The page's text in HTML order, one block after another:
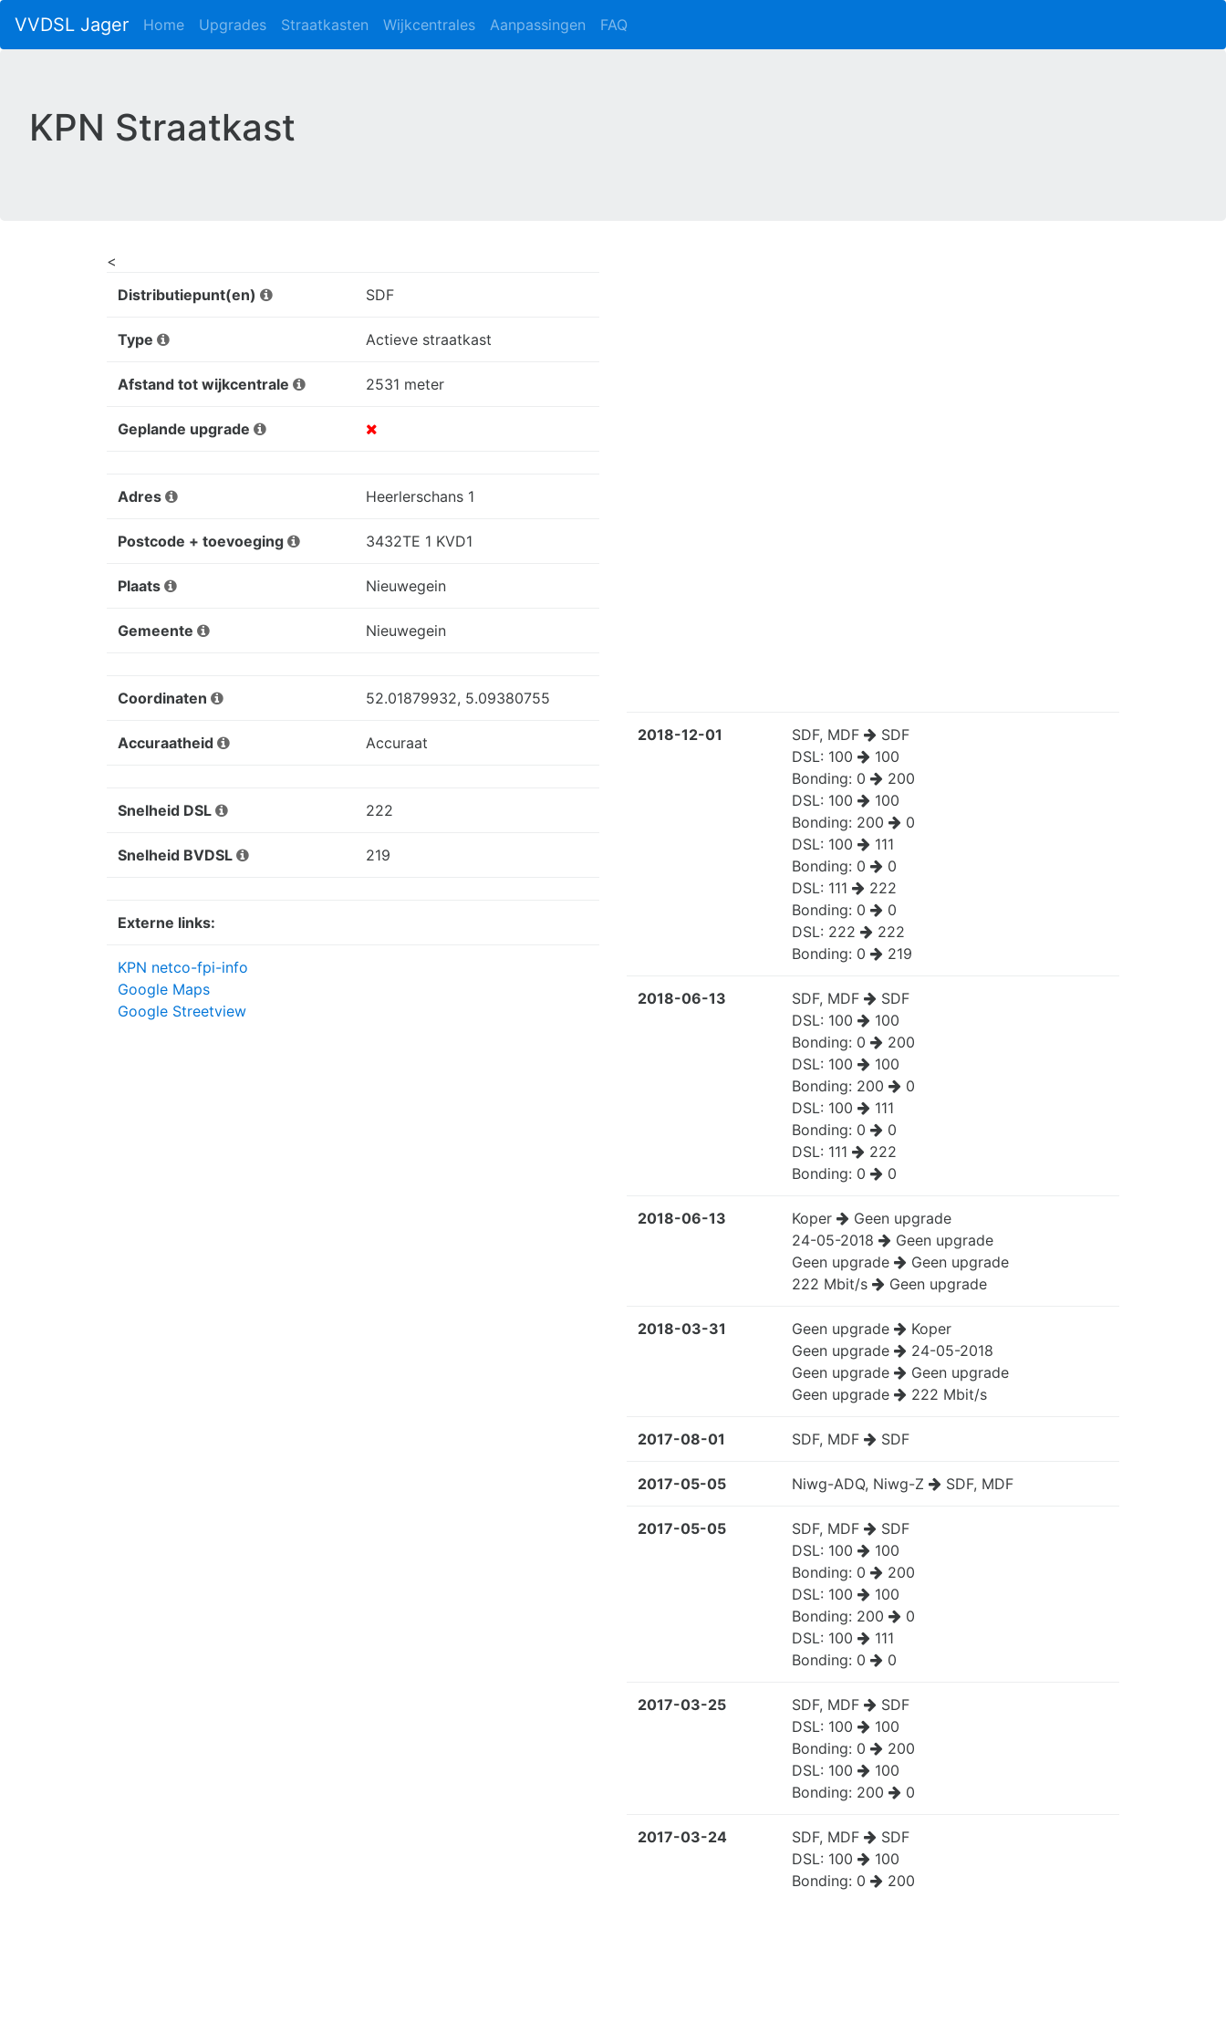
VVDSL Jager Home Upgrades Straatkasten Wijkcentrales Aanpassingen FAQ
KPN Straatkast
<
Distributiepunt(en)
SDF
Type Actieve straatkast
Afstand tot wijkcentrale 2531 meter
Geplande upgrade
Adres Heerlerschans 1
Postcode + toevoeging 3432TE 1 KVD1
Plaats Nieuwegein
Gemeente Nieuwegein
Coordinaten 52.01879932, 5.09380755
Accuraatheid Accuraat
Snelheid DSL 222
Snelheid BVDSL 219
Externe links:
KPN netco-fpi-info
Google Maps
Google Streetview
2018-12-01 SDF, MDF
SDF
DSL: 100
100
Bonding: 0
200
DSL: 100
100
Bonding: 200
0
DSL: 100
111
Bonding: 0
0
DSL: 111
222
Bonding: 0
0
DSL: 222
222
Bonding: 0 219
2018-06-13 SDF, MDF
SDF
DSL: 100
100
Bonding: 0
200
DSL: 100
100
Bonding: 200
0
DSL: 100
111
Bonding: 0
0
DSL: 111
222
Bonding: 0 0
2018-06-13 Koper
Geen upgrade
24-05-2018
Geen upgrade
Geen upgrade
Geen upgrade
222 Mbit/s
Geen upgrade
2018-03-31 Geen upgrade
Koper
Geen upgrade
24-05-2018
Geen upgrade
Geen upgrade
Geen upgrade
222 Mbit/s
2017-08-01 SDF, MDF SDF
2017-05-05 Niwg-ADQ, Niwg-Z SDF, MDF
2017-05-05 SDF, MDF
SDF
DSL: 100
100
Bonding: 0
200
DSL: 100
100
Bonding: 200
0
DSL: 100
111
Bonding: 0 0
2017-03-25 SDF, MDF
SDF
DSL: 100
100
Bonding: 0
200
DSL: 100
100
Bonding: 200 0
2017-03-24 SDF, MDF
SDF
DSL: 100
100
Bonding: 0 200